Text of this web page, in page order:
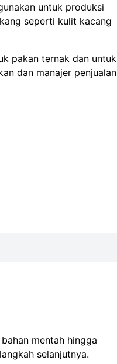
untuk produksi
seperti kulit kacang
pakan ternak dan untuk
dan manajer penjualan
mentah hingga
selanjutnya.